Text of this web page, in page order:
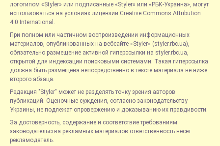
логотипом «Styler» или подписанные «Styler» или «РБК-Украина», могут
использоваться на условиях лицензии Creative Commons Attribution
4.0 International.
При полном или частичном воспроизведении информационных
материалов, опубликованных на вебсайте «Styler» (styler.rbc.ua),
обязательно размещение активной гиперссылки на styler.rbc.ua,
открытой для индексации поисковыми системами. Такая гиперссылка
должна быть размещена непосредственно в тексте материала не ниже
второго абзаца.
Редакция "Styler" может не разделять точку зрения авторов
публикаций. Оценочные суждения, согласно законодательству
Украины, не подлежат опровержению и доказыванию их правдивости.
За достоверность, содержание и соответствие требованиям
законодательства рекламных материалов ответственность несет
рекламодатель.